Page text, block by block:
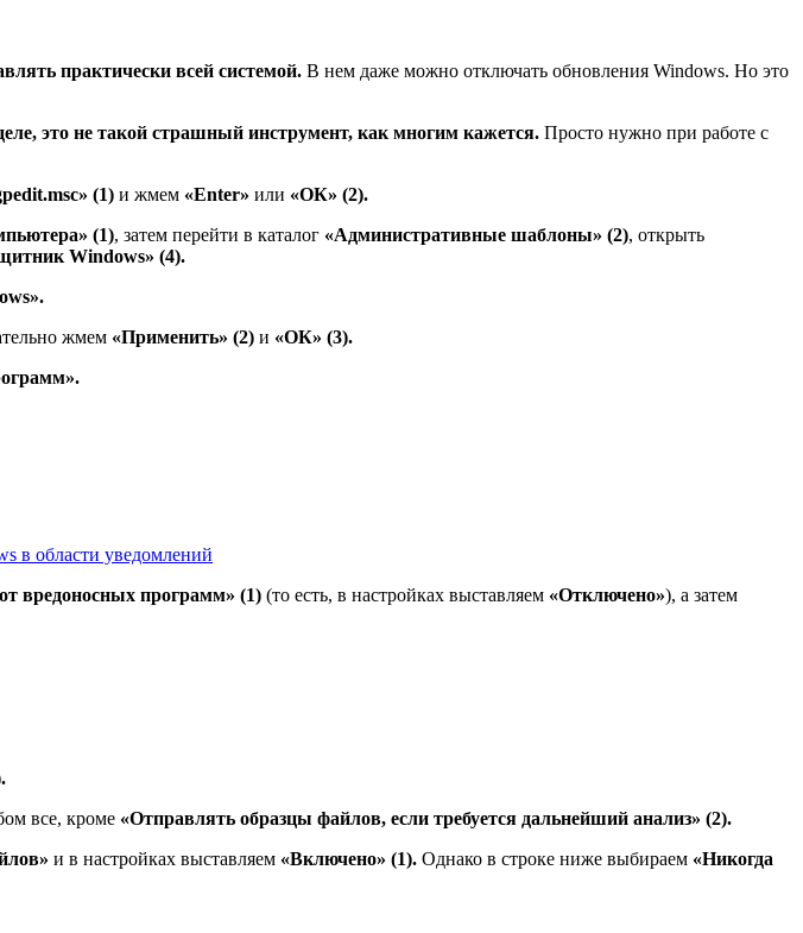
практически всей системой. В нем даже можно отключать обновления Windows. Но это
это не такой страшный инструмент, как многим кажется. Просто нужно при работе с
(1) и жмем «Enter» или «ОК» (2).
(1), затем перейти в каталог «Административные шаблоны» (2), открыть
Windows» (4).
жмем «Применить» (2) и «ОК» (3).
в области уведомлений
вредоносных программ» (1) (то есть, в настройках выставляем «Отключено»), а затем
все, кроме «Отправлять образцы файлов, если требуется дальнейший анализ» (2).
и в настройках выставляем «Включено» (1). Однако в строке ниже выбираем «Никогда